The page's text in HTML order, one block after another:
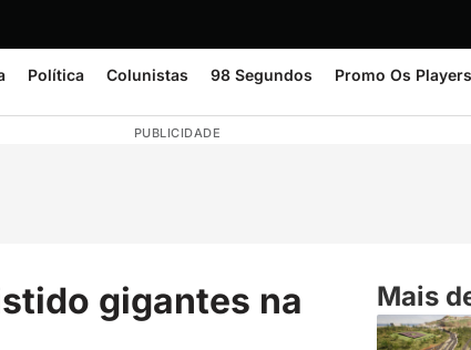
Política Colunistas 98 Segundos Promo Os Players
PUBLICIDADE
gigantes na
Mais